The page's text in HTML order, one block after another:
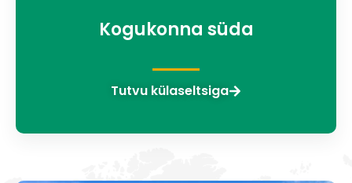
Kogukonna süda
Tutvu külaseltsiga